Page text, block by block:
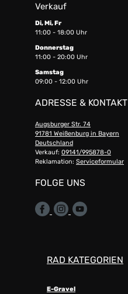
Verkauf
Di, Mi, Fr
11:00 - 18:00 Uhr
Donnerstag
11:00 - 20:00 Uhr
Samstag
09:00 - 12:00 Uhr
ADRESSE & KONTAKT
Augsburger Str. 74
91781 Weißenburg in Bayern
Deutschland
Verkauf: 09141/995878-0
Reklamation: Serviceformular
FOLGE UNS
RAD KATEGORIEN
E-Gravel